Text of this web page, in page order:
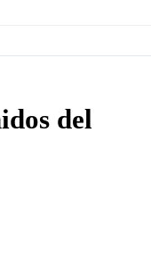
del